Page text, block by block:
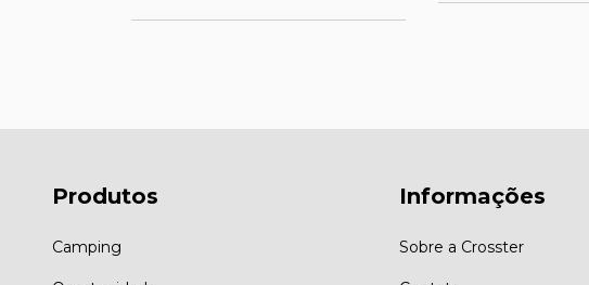
Produtos
Camping
Informações
Sobre a Crosster